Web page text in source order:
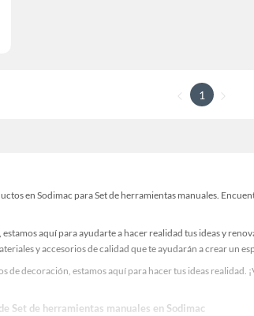
1
en Sodimac para Set de herramientas manuales.
aquí para ayudarte a hacer realidad tus ideas y
y accesorios de calidad que te ayudarán a crear un
de decoración, estamos aquí para hacer tus ideas
Set de herramientas manuales en Sodimac